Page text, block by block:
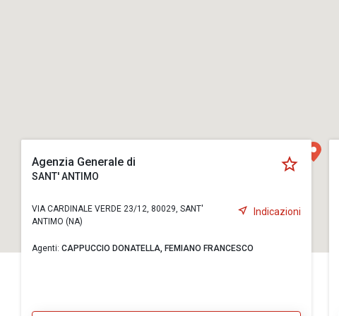
Agenzia Generale di
SANT' ANTIMO
VIA CARDINALE VERDE 23/12, 80029, SANT'
ANTIMO (NA)
Indicazioni
Agenti: CAPPUCCIO DONATELLA, FEMIANO FRANCESCO